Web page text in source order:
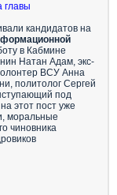
главы
кандидатов на
в Кабмине
Натан Адам, экс-
ВСУ Анна
политолог Сергей
под
этот пост уже
моральные
чиновника